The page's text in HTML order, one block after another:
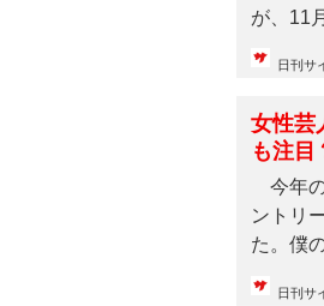
が、11
日刊サ
女性芸
も注目
今年の
ントリ
た。僕
日刊サ